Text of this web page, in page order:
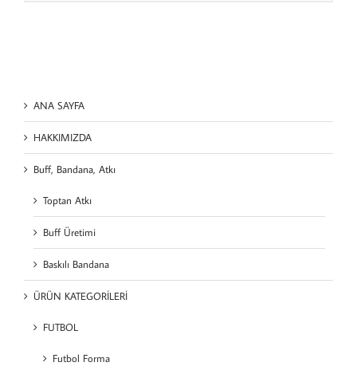
ANA SAYFA
HAKKIMIZDA
Buff, Bandana, Atkı
Toptan Atkı
Buff Üretimi
Baskılı Bandana
ÜRÜN KATEGORİLERİ
FUTBOL
Futbol Forma